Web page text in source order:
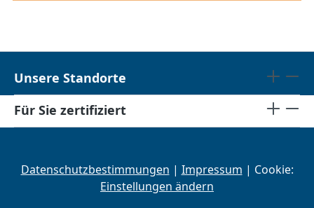
Unsere Standorte
Für Sie zertifiziert
Datenschutzbestimmungen | Impressum | Cookie:
Einstellungen ändern